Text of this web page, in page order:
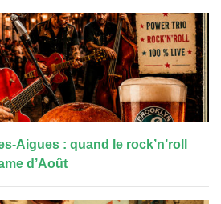
Aigues : quand le rock’n’roll
d’Août